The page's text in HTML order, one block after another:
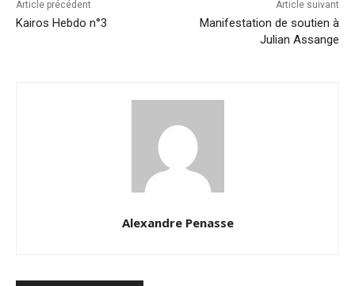
Article précédent
Kairos Hebdo n°3
Article suivant
Manifestation de soutien à
Julian Assange
Alexandre Penasse